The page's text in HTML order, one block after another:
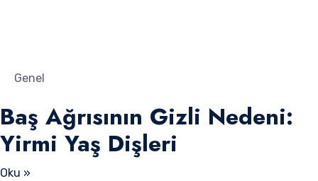
Genel
Baş Ağrısının Gizli Nedeni:
Yirmi Yaş Dişleri
Oku »